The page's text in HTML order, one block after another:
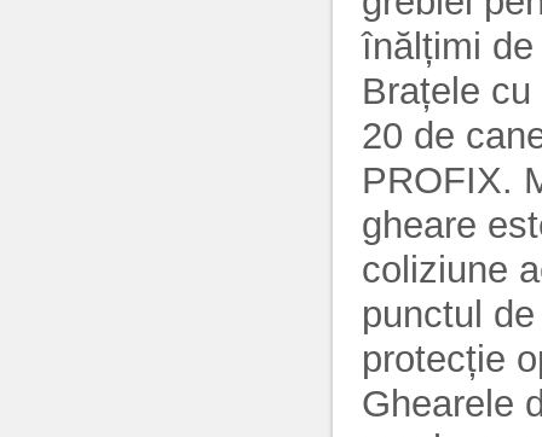
înălțimi
Brațele
20 de
PROFIX.
gheare
coliziune
punctul
protecție
Ghearele